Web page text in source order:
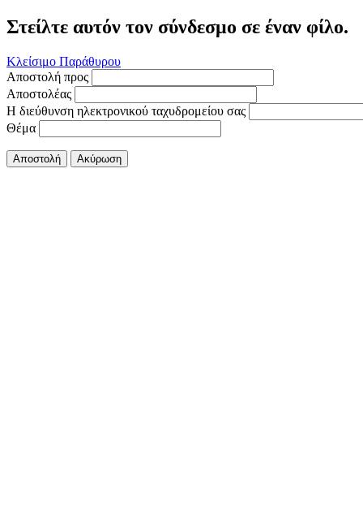
Στείλτε αυτόν τον σύνδεσμο σε έναν φίλο.
Κλείσιμο Παράθυρου
Αποστολή προς
Αποστολέας
Η διεύθυνση ηλεκτρονικού ταχυδρομείου σας
Θέμα
Αποστολή Ακύρωση